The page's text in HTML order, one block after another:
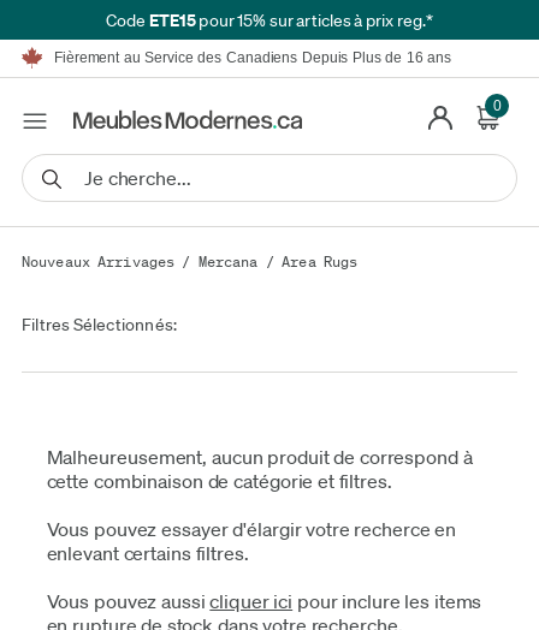
Code ETE15pour 15% sur articles à prix reg.*
Meublez en Toute Simplicité | Livraison GRATUITE*
Fièrement au Service des Canadiens Depuis Plus de 16 ans
Nous Égalerons ou Battrons Tout Prix Annoncé*
Financement disponible à partir de 0 % TAEG.
Meublez en Toute Simplicité | Livraison GRATUITE*
Nous Égalerons ou Battrons Tout Prix Annoncé*
Financement disponible à partir de 0 % TAEG.Détails.
0
Nouveaux Arrivages / Mercana /Area Rugs
Filtres Sélectionnés:
Malheureusement, aucun produit de correspond à
cette combinaison de catégorie et filtres.
Vous pouvez essayer d'élargir votre recherce en
enlevant certains filtres.
Vous pouvez aussicliquer ici pour inclure les items
en rupture de stock dans votre recherche.